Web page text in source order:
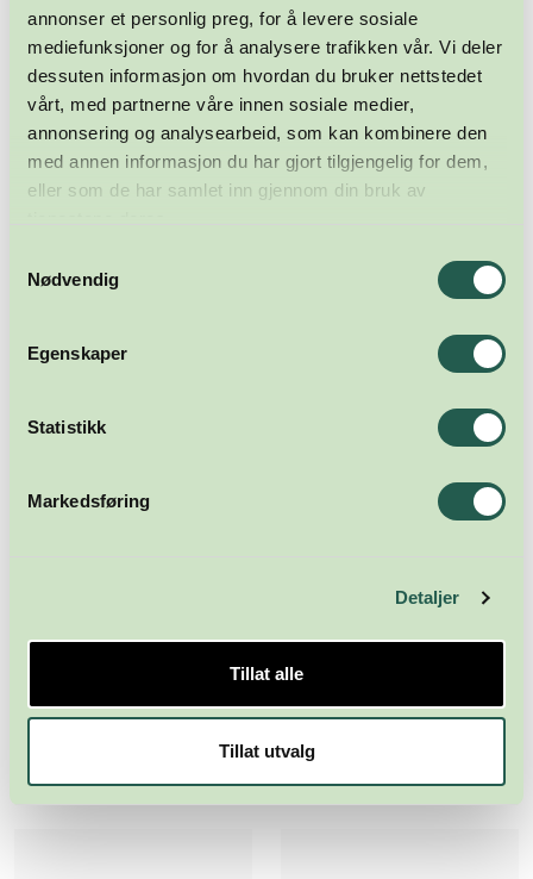
annonser et personlig preg, for å levere sosiale
mediefunksjoner og for å analysere trafikken vår. Vi deler
dessuten informasjon om hvordan du bruker nettstedet
vårt, med partnerne våre innen sosiale medier,
annonsering og analysearbeid, som kan kombinere den
med annen informasjon du har gjort tilgjengelig for dem,
eller som de har samlet inn gjennom din bruk av
Nødvendig
Egenskaper
Statistikk
Markedsføring
Detaljer
Tillat alle
Tillat utvalg